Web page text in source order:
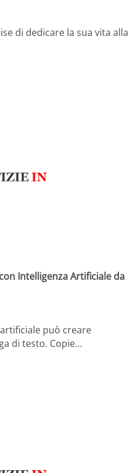
di dedicare la sua vita alla
Intelligenza Artificiale da
può creare
di testo. Copie…